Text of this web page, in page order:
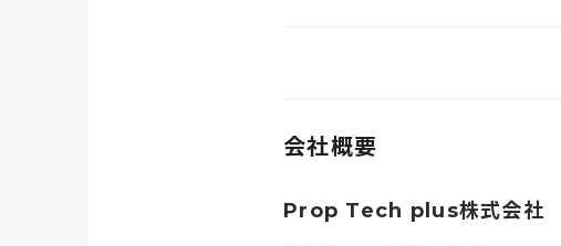
会社概要
Prop Tech plus株式会社